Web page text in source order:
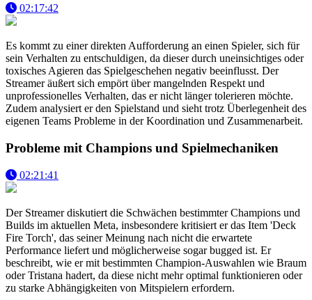
02:17:42
Es kommt zu einer direkten Aufforderung an einen Spieler, sich für
sein Verhalten zu entschuldigen, da dieser durch uneinsichtiges oder
toxisches Agieren das Spielgeschehen negativ beeinflusst. Der
Streamer äußert sich empört über mangelnden Respekt und
unprofessionelles Verhalten, das er nicht länger tolerieren möchte.
Zudem analysiert er den Spielstand und sieht trotz Überlegenheit des
eigenen Teams Probleme in der Koordination und Zusammenarbeit.
Probleme mit Champions und Spielmechaniken
02:21:41
Der Streamer diskutiert die Schwächen bestimmter Champions und
Builds im aktuellen Meta, insbesondere kritisiert er das Item 'Deck
Fire Torch', das seiner Meinung nach nicht die erwartete
Performance liefert und möglicherweise sogar bugged ist. Er
beschreibt, wie er mit bestimmten Champion-Auswahlen wie Braum
oder Tristana hadert, da diese nicht mehr optimal funktionieren oder
zu starke Abhängigkeiten von Mitspielern erfordern.